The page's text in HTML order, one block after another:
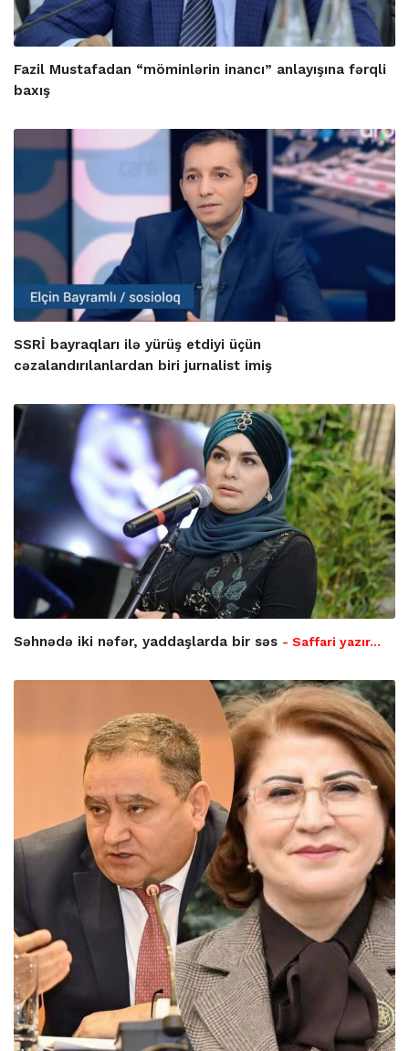
Fazil Mustafadan “möminlərin inancı” anlayışına fərqli
baxış
SSRİ bayraqları ilə yürüş etdiyi üçün
cəzalandırılanlardan biri jurnalist imiş
Səhnədə iki nəfər, yaddaşlarda bir səs - Saffari yazır…